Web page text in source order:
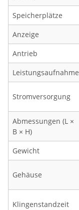
Speicherplätze
Anzeige
Antrieb
Leistungsaufnahme
Stromversorgung
Abmessungen (L ×
B × H)
Gewicht
Gehäuse
Klingenstandzeit